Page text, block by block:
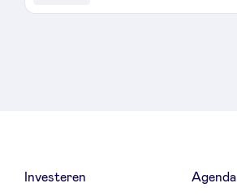
Sponsors
Investeren Agenda